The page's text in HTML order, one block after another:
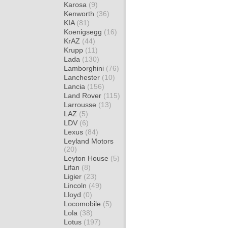
Karosa (9)
Kenworth (36)
KIA (81)
Koenigsegg (16)
KrAZ (44)
Krupp (11)
Lada (130)
Lamborghini (76)
Lanchester (10)
Lancia (156)
Land Rover (115)
Larrousse (13)
LAZ (5)
LDV (6)
Lexus (84)
Leyland Motors
(20)
Leyton House (5)
Lifan (8)
Ligier (23)
Lincoln (49)
Lloyd (0)
Locomobile (5)
Lola (38)
Lotus (197)